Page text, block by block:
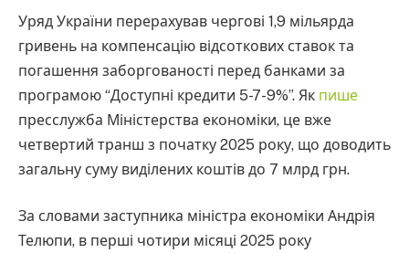
Уряд України перерахував чергові 1,9 мільярда
гривень на компенсацію відсоткових ставок та
погашення заборгованості перед банками за
програмою “Доступні кредити 5-7-9%”. Як пише
пресслужба Міністерства економіки, це вже
четвертий транш з початку 2025 року, що доводить
загальну суму виділених коштів до 7 млрд грн.
За словами заступника міністра економіки Андрія
Телюпи, в перші чотири місяці 2025 року